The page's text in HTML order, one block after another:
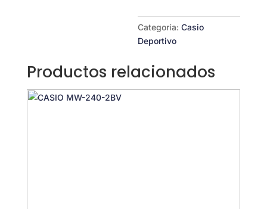
Categoría:Casio
Deportivo
Productos relacionados